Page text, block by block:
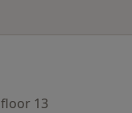
floor 13